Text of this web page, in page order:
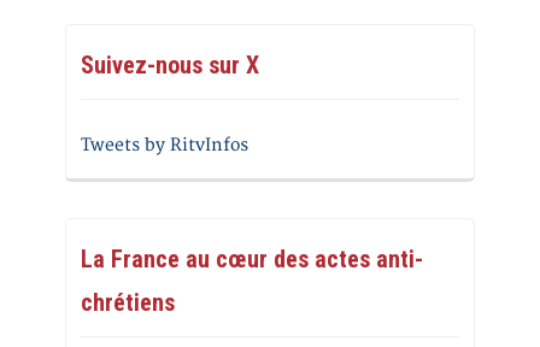
Suivez-nous sur X
Tweets by RitvInfos
La France au cœur des actes anti-
chrétiens